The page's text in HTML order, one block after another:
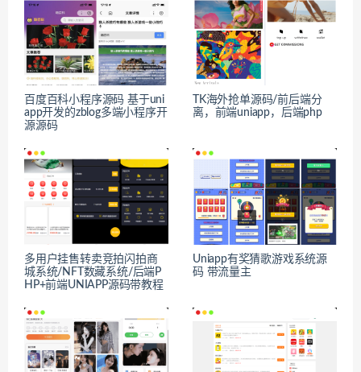
百度百科小程序源码 基于uni
app开发的zblog多端小程序开
源源码
TK海外抢单源码/前后端分
离，前端uniapp，后端php
多用户挂售转卖竞拍闪拍商
城系统/NFT数藏系统/后端P
HP+前端UNIAPP源码带教程
Uniapp有奖猜歌游戏系统源
码 带流量主